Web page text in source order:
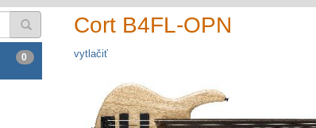
0
Cort B4FL-OPN
vytlačiť